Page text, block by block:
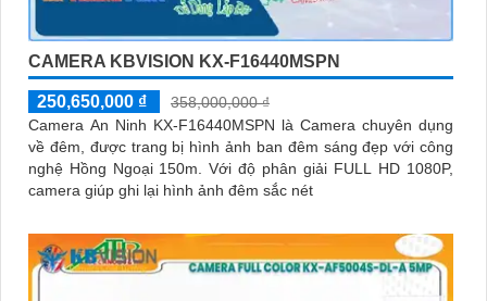
CAMERA KBVISION KX-F16440MSPN
250,650,000 ₫
358,000,000 ₫
Camera An Ninh KX-F16440MSPN là Camera chuyên dụng
về đêm, được trang bị hình ảnh ban đêm sáng đẹp với công
nghệ Hồng Ngoại 150m. Với độ phân giải FULL HD 1080P,
camera giúp ghi lại hình ảnh đêm sắc nét